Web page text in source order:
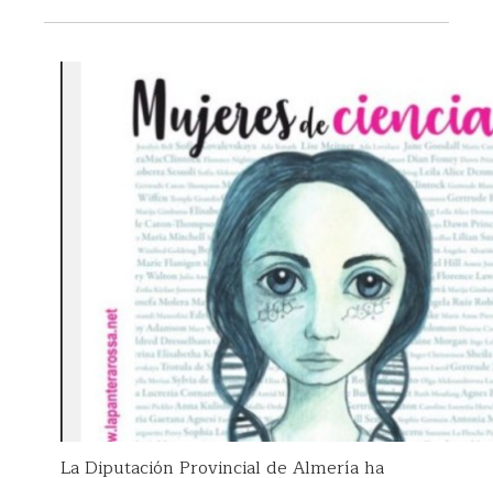
La Diputación Provincial de Almería ha